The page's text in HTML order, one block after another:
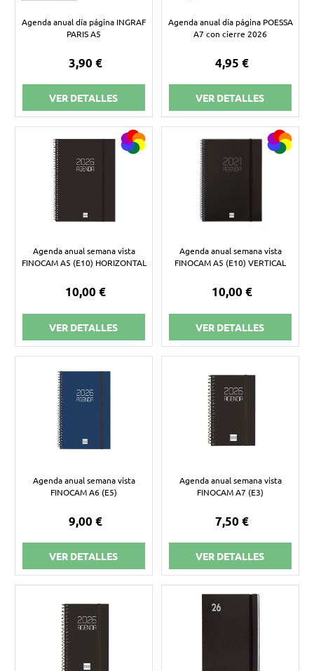
Agenda anual día página INGRAF
PARIS A5
3,90 €
VER DETALLES
Agenda anual día página POESSA
A7 con cierre 2026
4,95 €
VER DETALLES
Agenda anual semana vista
FINOCAM A5 (E10) HORIZONTAL
10,00 €
VER DETALLES
Agenda anual semana vista
FINOCAM A5 (E10) VERTICAL
10,00 €
VER DETALLES
Agenda anual semana vista
FINOCAM A6 (E5)
9,00 €
VER DETALLES
Agenda anual semana vista
FINOCAM A7 (E3)
7,50 €
VER DETALLES